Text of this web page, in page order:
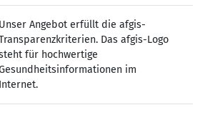
Unser Angebot erfüllt die afgis-
Das afgis-Logo
für hochwertige
im
Internet.